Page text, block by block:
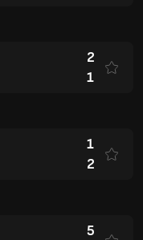
2
1
1
2
5